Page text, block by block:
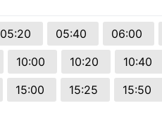
05:20 05:40 06:00
10:00 10:20 10:40
15:00 15:25 15:50